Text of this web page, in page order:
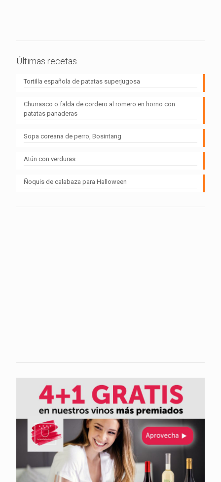
Últimas recetas
Tortilla española de patatas superjugosa
Churrasco o falda de cordero al romero en horno con
patatas panaderas
Sopa coreana de perro, Bosintang
Atún con verduras
Ñoquis de calabaza para Halloween